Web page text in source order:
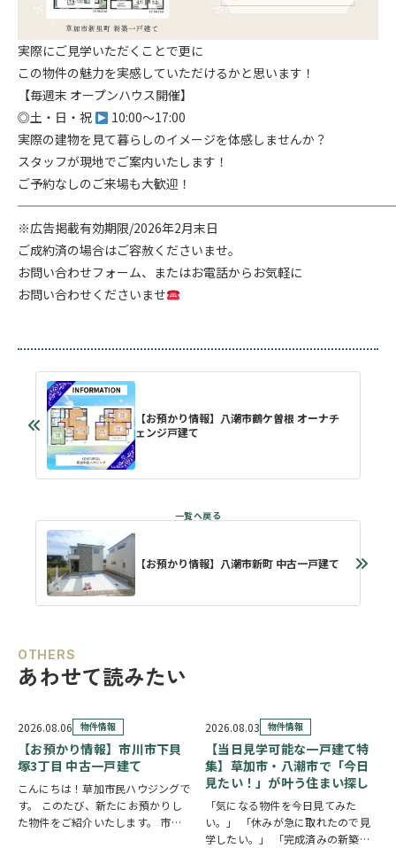
実際にご見学いただくことで更に
この物件の魅力を実感していただけるかと思います！
【毎週末 オープンハウス開催】
◎土・日・祝
10:00〜17:00
実際の建物を見て暮らしのイメージを体感しませんか？
スタッフが現地でご案内いたします！
ご予約なしのご来場も大歓迎！
※広告掲載有効期限/2026年2月末日
ご成約済の場合はご容赦くださいませ。
お問い合わせフォーム、またはお電話からお気軽に
お問い合わせくださいませ
【お預かり情報】八潮市鶴ケ曽根 オーナチ
ェンジ戸建て
【お預かり情報】八潮市新町 中古一戸建て
OTHERS
あわせて読みたい
2026.08.06 物件情報
【お預かり情報】市川市下貝
塚3丁目 中古一戸建て
こんにちは！草加市民ハウジングで
す。 このたび、新たにお預かりし
た物件をご紹介いたします。 市川
2026.08.03 物件情報
【当日見学可能な一戸建て特
集】草加市・八潮市で「今日
見たい！」が叶う住まい探し
「気になる物件を今日見てみた
い。」 「休みが急に取れたので見
学したい。」 「完成済みの新築を